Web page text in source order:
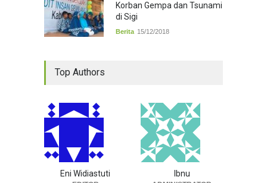
Korban Gempa dan Tsunami
di Sigi
Berita 15/12/2018
Top Authors
Eni Widiastuti Ibnu